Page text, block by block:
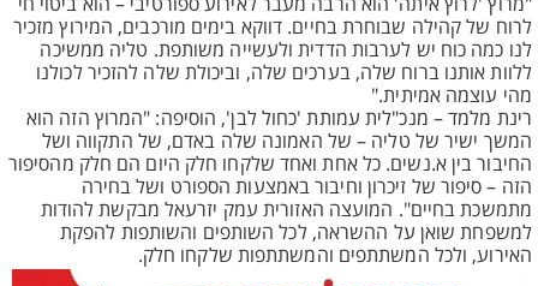
"מרוץ 'לרוץ איתה' הוא הרבה מעבר לאירוע ספורטיבי – הוא ביטוי חי
לרוח של קהילה שבוחרת בחיים. דווקא בימים מורכבים, המירוץ מזכיר
לנו כמה כוח יש לערבות הדדית ולעשייה משותפת. טליה ממשיכה
ללוות אותנו ברוח שלה, בערכים שלה, וביכולת שלה להזכיר לכולנו
מהי עוצמה אמיתית."
רינת מלמד – מנכ"לית עמותת 'כחול לבן', הוסיפה: "המרוץ הזה הוא
המשך ישיר של טליה – של האמונה שלה באדם, של התקווה ושל
החיבור בין א.נשים. כל אחת ואחד שלקחו חלק היום הם חלק מהסיפור
הזה – סיפור של זיכרון וחיבור באמצעות הספורט ושל בחירה
מתמשכת בחיים". המועצה האזורית עמק יזרעאל מבקשת להודות
למשפחת שואן על ההשראה, לכל השותפים והשותפות להפקת
האירוע, ולכל המשתתפים והמשתתפות שלקחו חלק.